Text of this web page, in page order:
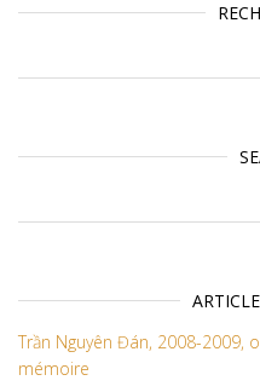
Trần Nguyên Đán, 2008-2009,
mémoire